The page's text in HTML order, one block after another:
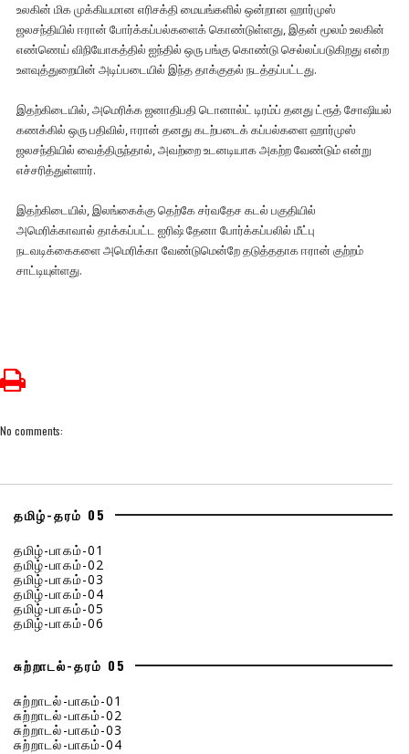
உலகின் மிக முக்கியமான எரிசக்தி மையங்களில் ஒன்றான ஹார்முஸ்
ஜலசந்தியில் ஈரான் போர்க்கப்பல்களைக் கொண்டுள்ளது, இதன் மூலம் உலகின்
எண்ணெய் விநியோகத்தில் ஐந்தில் ஒரு பங்கு கொண்டு செல்லப்படுகிறது என்ற
உளவுத்துறையின் அடிப்படையில் இந்த தாக்குதல் நடத்தப்பட்டது.
இதற்கிடையில், அமெரிக்க ஜனாதிபதி டொனால்ட் டிரம்ப் தனது ட்ரூத் சோஷியல்
கணக்கில் ஒரு பதிவில், ஈரான் தனது கடற்படைக் கப்பல்களை ஹார்முஸ்
ஜலசந்தியில் வைத்திருந்தால், அவற்றை உடனடியாக அகற்ற வேண்டும் என்று
எச்சரித்துள்ளார்.
இதற்கிடையில், இலங்கைக்கு தெற்கே சர்வதேச கடல் பகுதியில்
அமெரிக்காவால் தாக்கப்பட்ட ஐரிஷ் தேனா போர்க்கப்பலில் மீட்பு
நடவடிக்கைகளை அமெரிக்கா வேண்டுமென்றே தடுத்ததாக ஈரான் குற்றம்
சாட்டியுள்ளது.
No comments:
தமிழ்-தரம் 05
தமிழ்-பாகம்-01
தமிழ்-பாகம்-02
தமிழ்-பாகம்-03
தமிழ்-பாகம்-04
தமிழ்-பாகம்-05
தமிழ்-பாகம்-06
சுற்றாடல்-தரம் 05
சுற்றாடல்-பாகம்-01
சுற்றாடல்-பாகம்-02
சுற்றாடல்-பாகம்-03
சுற்றாடல்-பாகம்-04